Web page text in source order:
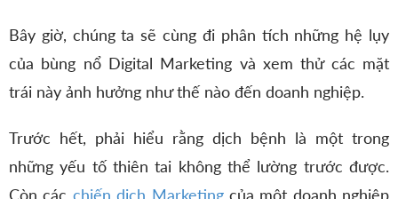
Bây giờ, chúng ta sẽ cùng đi phân tích những hệ lụy
của bùng nổ Digital Marketing và xem thử các mặt
trái này ảnh hưởng như thế nào đến doanh nghiệp.
Trước hết, phải hiểu rằng dịch bệnh là một trong
những yếu tố thiên tai không thể lường trước được.
Còn các chiến dịch Marketingcủa một doanh nghiệp